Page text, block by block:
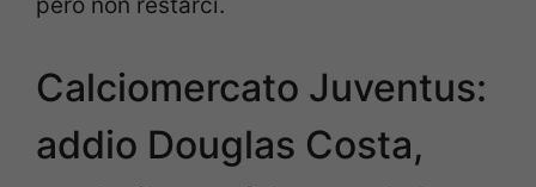
Calciomercato Juventus:
addio Douglas Costa,